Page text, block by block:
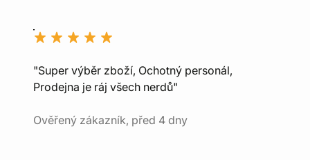
"Super výběr zboží, Ochotný personál,
Prodejna je ráj všech nerdů"
Ověřený zákazník, před 4 dny